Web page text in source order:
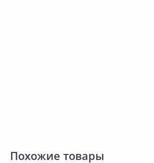
Похожие товары